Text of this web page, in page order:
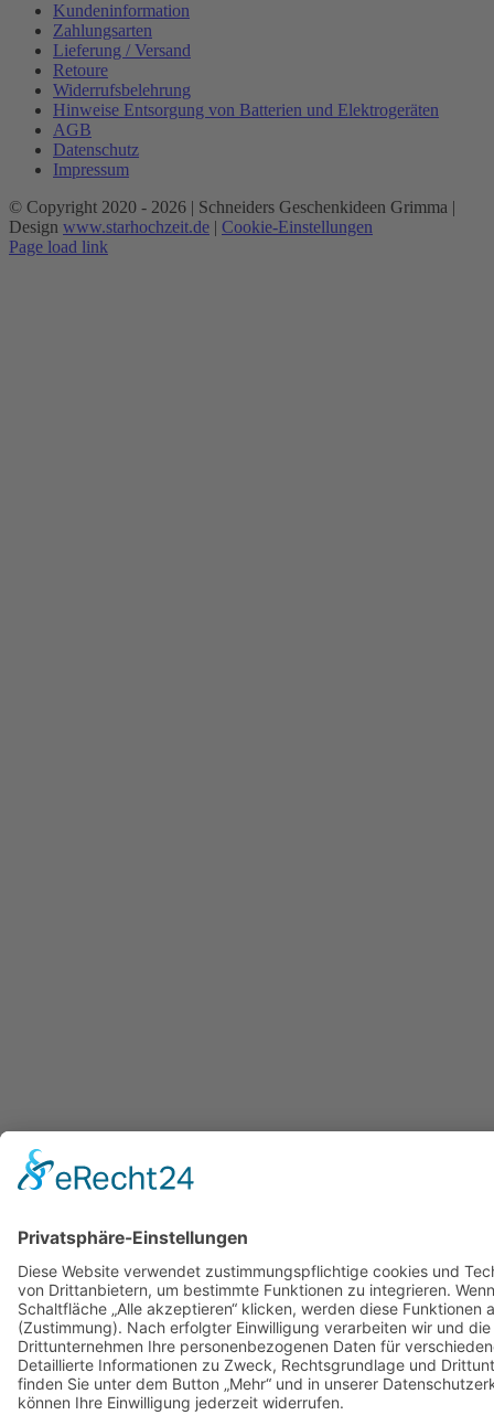
Kundeninformation
Zahlungsarten
Lieferung / Versand
Retoure
Widerrufsbelehrung
Hinweise Entsorgung von Batterien und Elektrogeräten
AGB
Datenschutz
Impressum
© Copyright 2020 - 2026 | Schneiders Geschenkideen Grimma |
Design www.starhochzeit.de | Cookie-Einstellungen
Page load link